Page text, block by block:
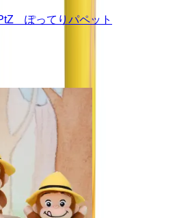
ぽってりパペット